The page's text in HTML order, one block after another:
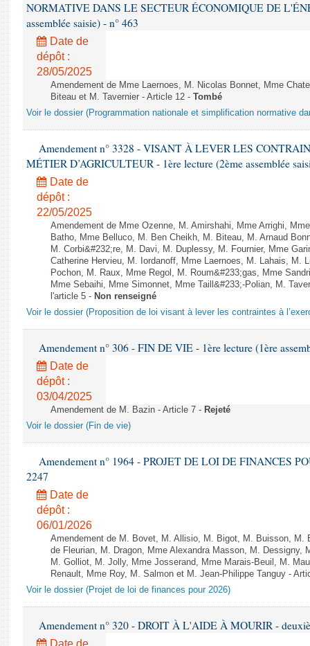
NORMATIVE DANS LE SECTEUR ÉCONOMIQUE DE
assemblée saisie) - n° 463
Date de
dépôt :
28/05/2025
Amendement de Mme Laernoes, M. Nicolas Bonnet, Mme
Biteau et M. Tavernier - Article 12 - Tombé
Voir le dossier (Programmation nationale et simplification normative
Amendement n° 3328 - VISANT À LEVER LES
MÉTIER D’AGRICULTEUR - 1ère lecture (2ème assemblée
Date de
dépôt :
22/05/2025
Amendement de Mme Ozenne, M. Amirshahi, Mme Arrighi,
Batho, Mme Belluco, M. Ben Cheikh, M. Biteau, M. Arnaud
M. Corbi&#232;re, M. Davi, M. Duplessy, M. Fournier, Mme
Catherine Hervieu, M. Iordanoff, Mme Laernoes, M. Lahais, M.
Pochon, M. Raux, Mme Regol, M. Roum&#233;gas, Mme
Mme Sebaihi, Mme Simonnet, Mme Taill&#233;-Polian, M.
l'article 5 - Non renseigné
Voir le dossier (Proposition de loi visant à lever les contraintes à
Amendement n° 306 - FIN DE VIE - 1ère lecture (1ère
Date de
dépôt :
03/04/2025
Amendement de M. Bazin - Article 7 - Rejeté
Voir le dossier (Fin de vie)
Amendement n° 1964 - PROJET DE LOI DE FINANCES
2247
Date de
dépôt :
06/01/2026
Amendement de M. Bovet, M. Allisio, M. Bigot, M. Buisson, M.
de Fleurian, M. Dragon, Mme Alexandra Masson, M. Dessigny,
M. Golliot, M. Jolly, Mme Josserand, Mme Marais-Beuil, M.
Renault, Mme Roy, M. Salmon et M. Jean-Philippe Tanguy -
Voir le dossier (Projet de loi de finances pour 2026)
Amendement n° 320 - DROIT À L'AIDE À MOURIR -
Date de